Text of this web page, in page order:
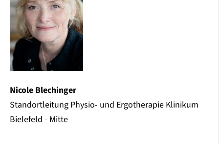
Nicole Blechinger
Standortleitung Physio- und Ergotherapie Klinikum
Bielefeld - Mitte